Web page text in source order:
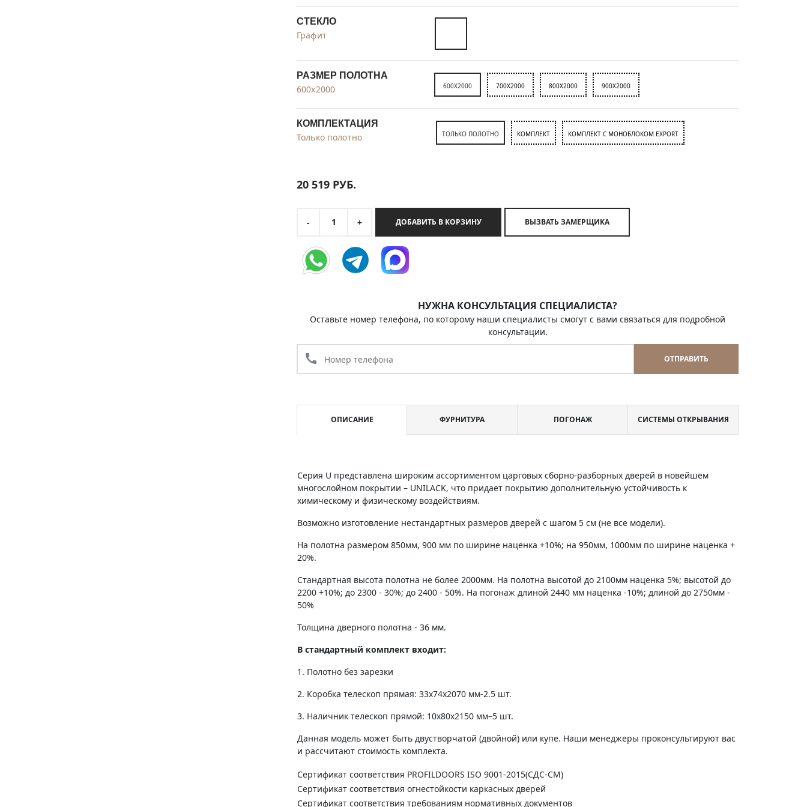
СТЕКЛО
Графит
РАЗМЕР ПОЛОТНА
600x2000 600X2000 700X2000 800X2000 900X2000
КОМПЛЕКТАЦИЯ
Только полотно ТОЛЬКО ПОЛОТНО КОМПЛЕКТ КОМПЛЕКТ С МОНОБЛОКОМ EXPORT
20 519 РУБ.
- 1 + ДОБАВИТЬ В КОРЗИНУ ВЫЗВАТЬ ЗАМЕРЩИКА
НУЖНА КОНСУЛЬТАЦИЯ СПЕЦИАЛИСТА?
Оставьте номер телефона, по которому наши специалисты смогут с вами связаться для подробной
консультации.
call ОТПРАВИТЬ
ОПИСАНИЕ ФУРНИТУРА ПОГОНАЖ СИСТЕМЫ ОТКРЫВАНИЯ
Серия U представлена широким ассортиментом царговых сборно-разборных дверей в новейшем
многослойном покрытии – UNILACK, что придает покрытию дополнительную устойчивость к
химическому и физическому воздействиям.
Возможно изготовление нестандартных размеров дверей с шагом 5 см (не все модели).
На полотна размером 850мм, 900 мм по ширине наценка +10%; на 950мм, 1000мм по ширине наценка +
20%.
Стандартная высота полотна не более 2000мм. На полотна высотой до 2100мм наценка 5%; высотой до
2200 +10%; до 2300 - 30%; до 2400 - 50%. На погонаж длиной 2440 мм наценка -10%; длиной до 2750мм -
50%
Толщина дверного полотна - 36 мм.
В стандартный комплект входит:
1. Полотно без зарезки
2. Коробка телескоп прямая: 33х74х2070 мм-2.5 шт.
3. Наличник телескоп прямой: 10х80х2150 мм–5 шт.
Данная модель может быть двустворчатой (двойной) или купе. Наши менеджеры проконсультируют вас
и рассчитают стоимость комплекта.
Сертификат соответствия PROFILDOORS ISO 9001-2015(СДС-СМ)
Сертификат соответствия огнестойкости каркасных дверей
Сертификат соответствия требованиям нормативных документов